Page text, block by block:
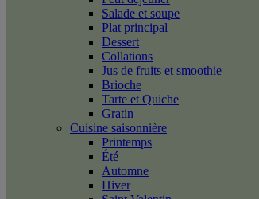
Salade et soupe
Plat principal
Dessert
Collations
Jus de fruits et smoothie
Brioche
Tarte et Quiche
Gratin
Cuisine saisonnière
Printemps
Été
Automne
Hiver